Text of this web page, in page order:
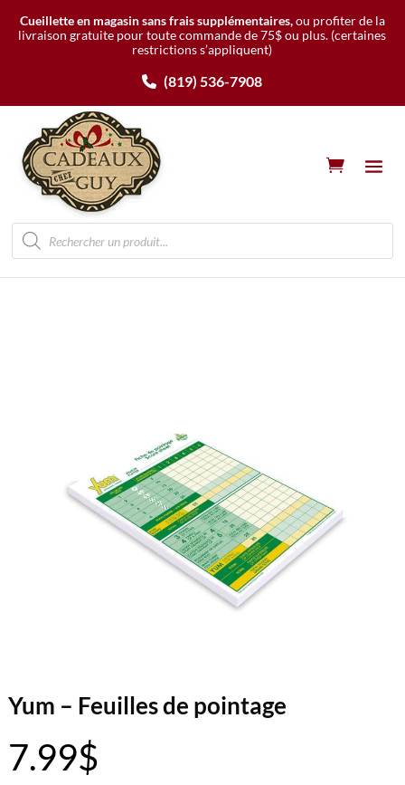
Cueillette en magasin sans frais supplémentaires,ou profiter de la
livraison gratuite pour toute commande de 75$ ou plus. (certaines
restrictions s’appliquent)
(819) 536-7908
Recherche
de
produits
Yum – Feuilles de pointage
7.99$